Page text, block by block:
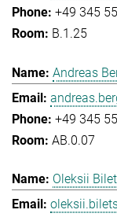
+49 345
B.1.25
Andreas
+49 345
AB.0.07
Oleksii